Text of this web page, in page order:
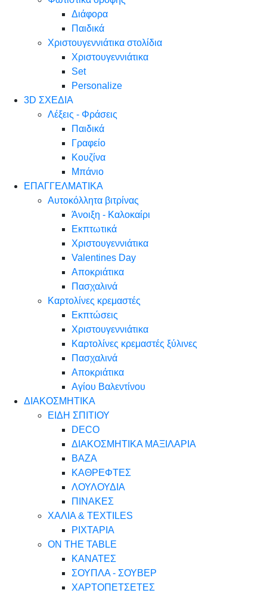
Διάφορα
Παιδικά
Χριστουγεννιάτικα στολίδια
Χριστουγεννιάτικα
Set
Personalize
3D ΣΧΕΔΙΑ
Λέξεις - Φράσεις
Παιδικά
Γραφείο
Κουζίνα
Μπάνιο
ΕΠΑΓΓΕΛΜΑΤΙΚΑ
Αυτοκόλλητα βιτρίνας
Άνοιξη - Καλοκαίρι
Εκπτωτικά
Χριστουγεννιάτικα
Valentines Day
Αποκριάτικα
Πασχαλινά
Καρτολίνες κρεμαστές
Εκπτώσεις
Χριστουγεννιάτικα
Καρτολίνες κρεμαστές ξύλινες
Πασχαλινά
Αποκριάτικα
Αγίου Βαλεντίνου
ΔΙΑΚΟΣΜΗΤΙΚΑ
ΕΙΔΗ ΣΠΙΤΙΟΥ
DECO
ΔΙΑΚΟΣΜΗΤΙΚΑ ΜΑΞΙΛΑΡΙΑ
ΒΑΖΑ
ΚΑΘΡΕΦΤΕΣ
ΛΟΥΛΟΥΔΙΑ
ΠΙΝΑΚΕΣ
ΧΑΛΙΑ & TEXTILES
ΡΙΧΤΑΡΙΑ
ON THE TABLE
ΚΑΝΑΤΕΣ
ΣΟΥΠΛΑ - ΣΟΥΒΕΡ
ΧΑΡΤΟΠΕΤΣΕΤΕΣ